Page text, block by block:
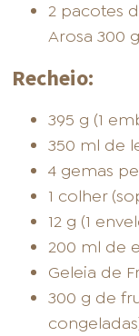
2 pacotes
Arosa 300
Recheio:
395 g (1
350 ml de
4 gemas
1 colher
12 g (1
200 ml de
Geleia de
300 g de